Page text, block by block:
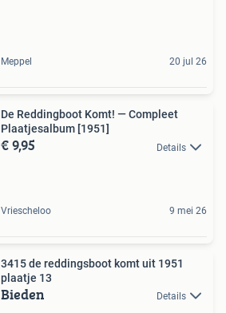
Meppel 20 jul 26
De Reddingboot Komt! — Compleet
Plaatjesalbum [1951]
€ 9,95 Details
Vriescheloo 9 mei 26
3415 de reddingsboot komt uit 1951
plaatje 13
Bieden Details